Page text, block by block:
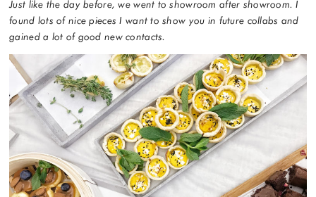
Just like the day before, we went to showroom after showroom. I
found lots of nice pieces I want to show you in future collabs and
gained a lot of good new contacts.